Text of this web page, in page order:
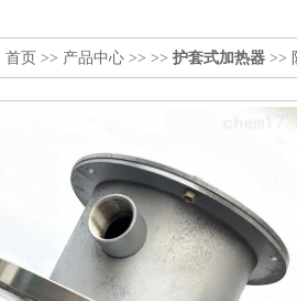
首页 >> 产品中心 >> >> 护套式加热器 >>